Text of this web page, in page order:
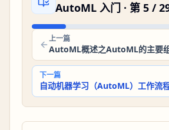
AutoML 入门 · 第 5 /
上一篇
AutoML概述之AutoML的主要
下一篇
自动机器学习（AutoML）工作流